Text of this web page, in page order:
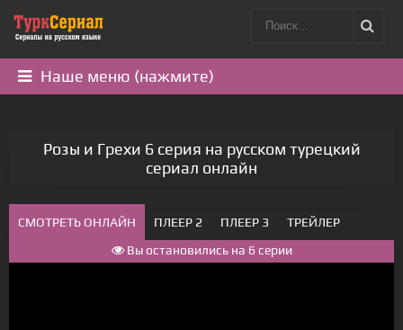
Наше меню (нажмите)
Розы и Грехи 6 серия на русском турецкий
сериал онлайн
СМОТРЕТЬ ОНЛАЙН ПЛЕЕР 2 ПЛЕЕР 3
ТРЕЙЛЕР
Вы остановились на 6 серии